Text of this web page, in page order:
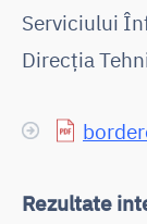
Serviciului
Direcția
Rezultate